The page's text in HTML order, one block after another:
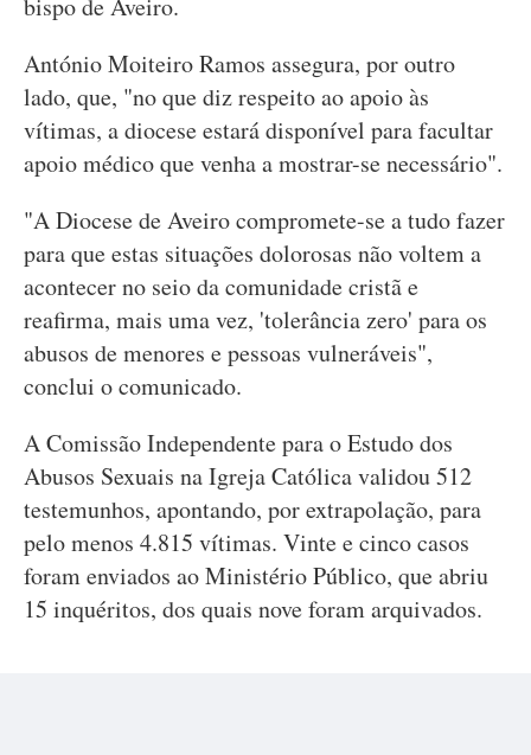
bispo de Aveiro.
António Moiteiro Ramos assegura, por outro
lado, que, "no que diz respeito ao apoio às
vítimas, a diocese estará disponível para facultar
apoio médico que venha a mostrar-se necessário".
"A Diocese de Aveiro compromete-se a tudo fazer
para que estas situações dolorosas não voltem a
acontecer no seio da comunidade cristã e
reafirma, mais uma vez, 'tolerância zero' para os
abusos de menores e pessoas vulneráveis",
conclui o comunicado.
A Comissão Independente para o Estudo dos
Abusos Sexuais na Igreja Católica validou 512
testemunhos, apontando, por extrapolação, para
pelo menos 4.815 vítimas. Vinte e cinco casos
foram enviados ao Ministério Público, que abriu
15 inquéritos, dos quais nove foram arquivados.